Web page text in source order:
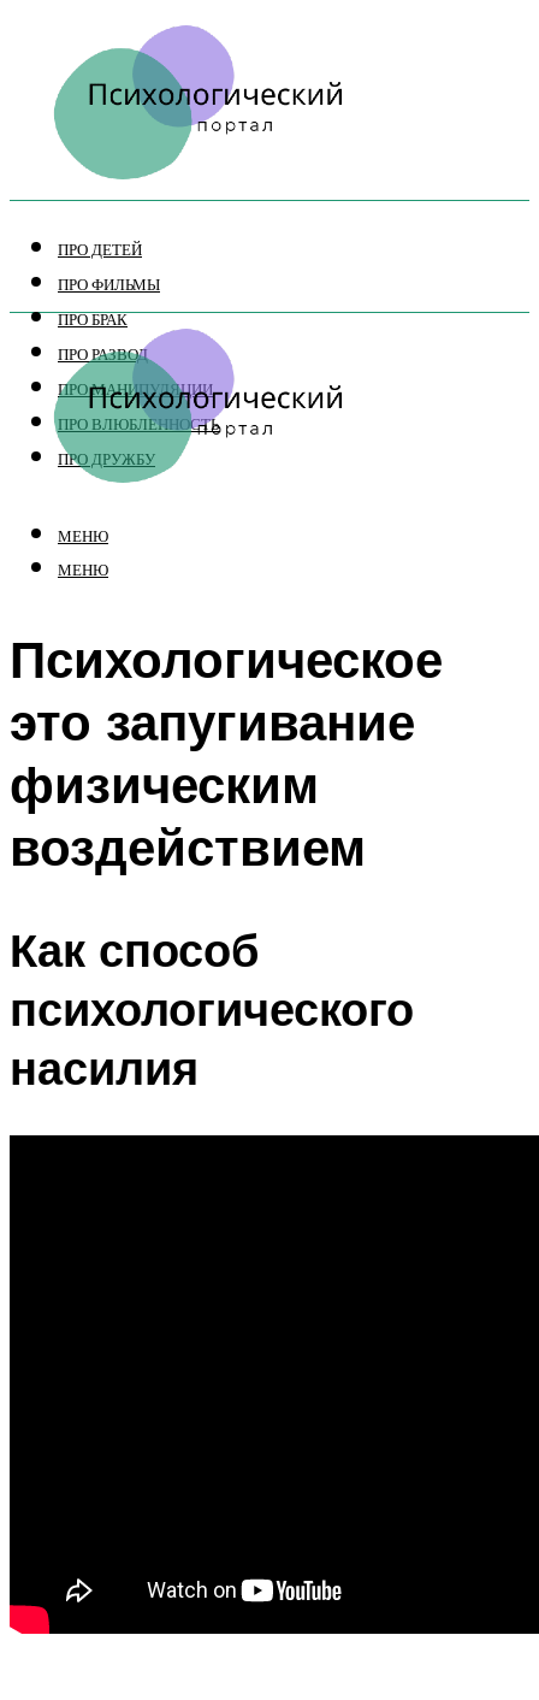
ПРО ДЕТЕЙ
ПРО ФИЛЬМЫ
ПРО БРАК
ПРО РАЗВОД
ПРО МАНИПУЛЯЦИИ
ПРО ВЛЮБЛЕННОСТЬ
ПРО ДРУЖБУ
МЕНЮ
МЕНЮ
Психологическое
это запугивание
физическим
воздействием
Как способ
психологического
насилия